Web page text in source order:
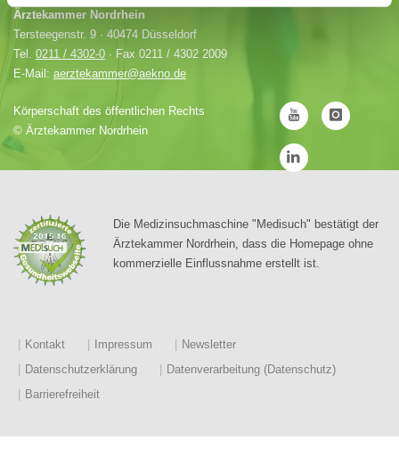
Ärztekammer Nordrhein
Tersteegenstr. 9 · 40474 Düsseldorf
Tel. 0211 / 4302-0 · Fax 0211 / 4302 2009
E-Mail: aerztekammer@aekno.de
Körperschaft des öffentlichen Rechts
© Ärztekammer Nordrhein
Die Medizinsuchmaschine "Medisuch" bestätigt der
Ärztekammer Nordrhein, dass die Homepage ohne
kommerzielle Einflussnahme erstellt ist.
Kontakt Impressum
Newsletter
Datenschutzerklärung
Datenverarbeitung (Datenschutz)
Barrierefreiheit